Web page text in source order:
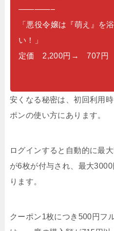
————–
「悪役令嬢は『萌え』を
い！」
定価 2,200円→ 707円
安くなる秘密は、初回利用
ポンの使い方にあります。
ログインすると自動的に最
が6枚が付与され、最大
ります。
クーポン1枚につき500円フ